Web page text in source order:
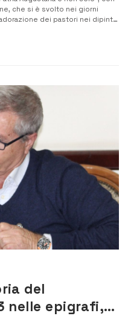
che si è svolto nei giorni
dei pastori nei dipinti
da Mimmo Di Franco. L’i...
del
nelle epigrafi,